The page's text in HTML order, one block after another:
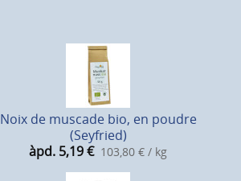
Noix de muscade bio, en poudre
(Seyfried)
àpd. 5,19€ 103,80 € / kg